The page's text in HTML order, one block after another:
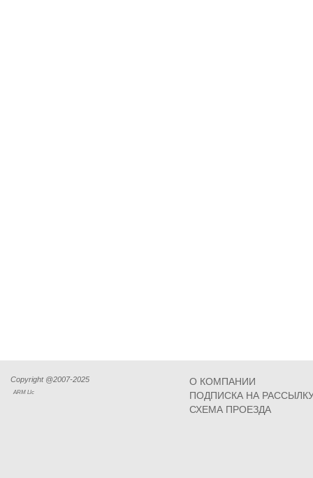
Copyright @2007-2025
ARM Llc
О КОМПАНИИ
ПОДПИСКА НА
СХЕМА ПРОЕЗДА